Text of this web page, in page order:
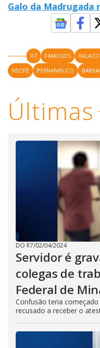
Galo da
R7 FAMOSOS
RECIFE
PERNAMBUCO
Últimas
DO R7/02/04/2024
Servidor é
colegas de
Federal de
Confusão teria
recusado a receber o